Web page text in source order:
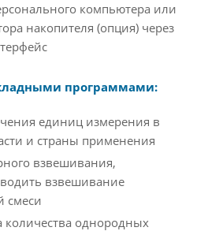
компьютера или
накопителя (опция) через
программами:
единиц измерения в
и страны применения
взвешивания,
взвешивание
смеси
количества однородных